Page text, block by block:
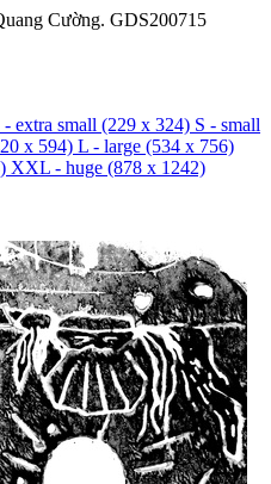
Cường. GDS200715
extra small (229 x 324) S - small
x 594) L - large (534 x 756)
XXL - huge (878 x 1242)